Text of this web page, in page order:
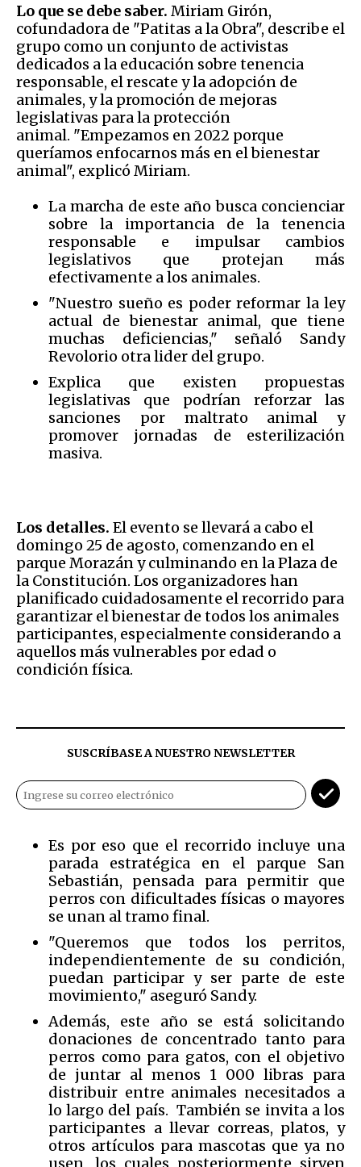
Lo que se debe saber. Miriam Girón,
cofundadora de "Patitas a la Obra", describe el
grupo como un conjunto de activistas
dedicados a la educación sobre tenencia
responsable, el rescate y la adopción de
animales, y la promoción de mejoras
legislativas para la protección
animal. "Empezamos en 2022 porque
queríamos enfocarnos más en el bienestar
animal", explicó Miriam.
La marcha de este año busca concienciar
sobre la importancia de la tenencia
responsable e impulsar cambios
legislativos que protejan más
efectivamente a los animales.
"Nuestro sueño es poder reformar la ley
actual de bienestar animal, que tiene
muchas deficiencias," señaló Sandy
Revolorio otra lider del grupo.
Explica que existen propuestas
legislativas que podrían reforzar las
sanciones por maltrato animal y
promover jornadas de esterilización
masiva.
Los detalles. El evento se llevará a cabo el
domingo 25 de agosto, comenzando en el
parque Morazán y culminando en la Plaza de
la Constitución. Los organizadores han
planificado cuidadosamente el recorrido para
garantizar el bienestar de todos los animales
participantes, especialmente considerando a
aquellos más vulnerables por edad o
condición física.
SUSCRÍBASE A NUESTRO NEWSLETTER
Es por eso que el recorrido incluye una
parada estratégica en el parque San
Sebastián, pensada para permitir que
perros con dificultades físicas o mayores
se unan al tramo final.
"Queremos que todos los perritos,
independientemente de su condición,
puedan participar y ser parte de este
movimiento," aseguró Sandy.
Además, este año se está solicitando
donaciones de concentrado tanto para
perros como para gatos, con el objetivo
de juntar al menos 1 000 libras para
distribuir entre animales necesitados a
lo largo del país. También se invita a los
participantes a llevar correas, platos, y
otros artículos para mascotas que ya no
usen, los cuales posteriormente sirven